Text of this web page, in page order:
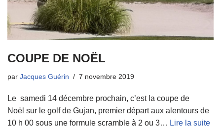
COUPE DE NOËL
par Jacques Guérin 7 novembre 2019
Le samedi 14 décembre prochain, c’est la coupe de
Noël sur le golf de Gujan, premier départ aux alentours de
10 h 00 sous une formule scramble à 2 ou 3… Lire la suite